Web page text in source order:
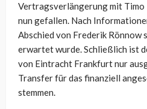
Vertragsverlängerung mit Timo
nun gefallen. Nach
Abschied von Frederik Rönnow
erwartet wurde. Schließlich ist
von Eintracht Frankfurt nur
Transfer für das finanziell
stemmen.